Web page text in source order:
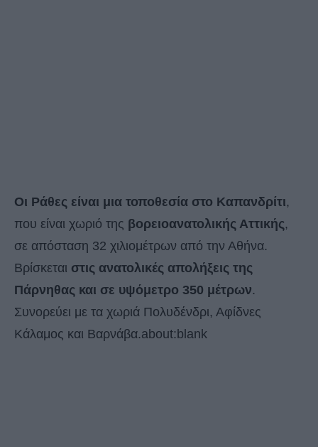
Οι Ράθες είναι μια τοποθεσία στο Καπανδρίτι,
που είναι χωριό της βορειοανατολικής Αττικής,
σε απόσταση 32 χιλιομέτρων από την Αθήνα.
Βρίσκεται στις ανατολικές απολήξεις της
Πάρνηθας και σε υψόμετρο 350 μέτρων.
Συνορεύει με τα χωριά Πολυδένδρι, Αφίδνες
Κάλαμος και Βαρνάβα.about:blank